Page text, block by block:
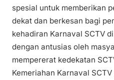
spesial untuk memberikan
dekat dan berkesan bagi
kehadiran Karnaval SCTV
dengan antusias oleh
mempererat kedekatan
Kemeriahan Karnaval